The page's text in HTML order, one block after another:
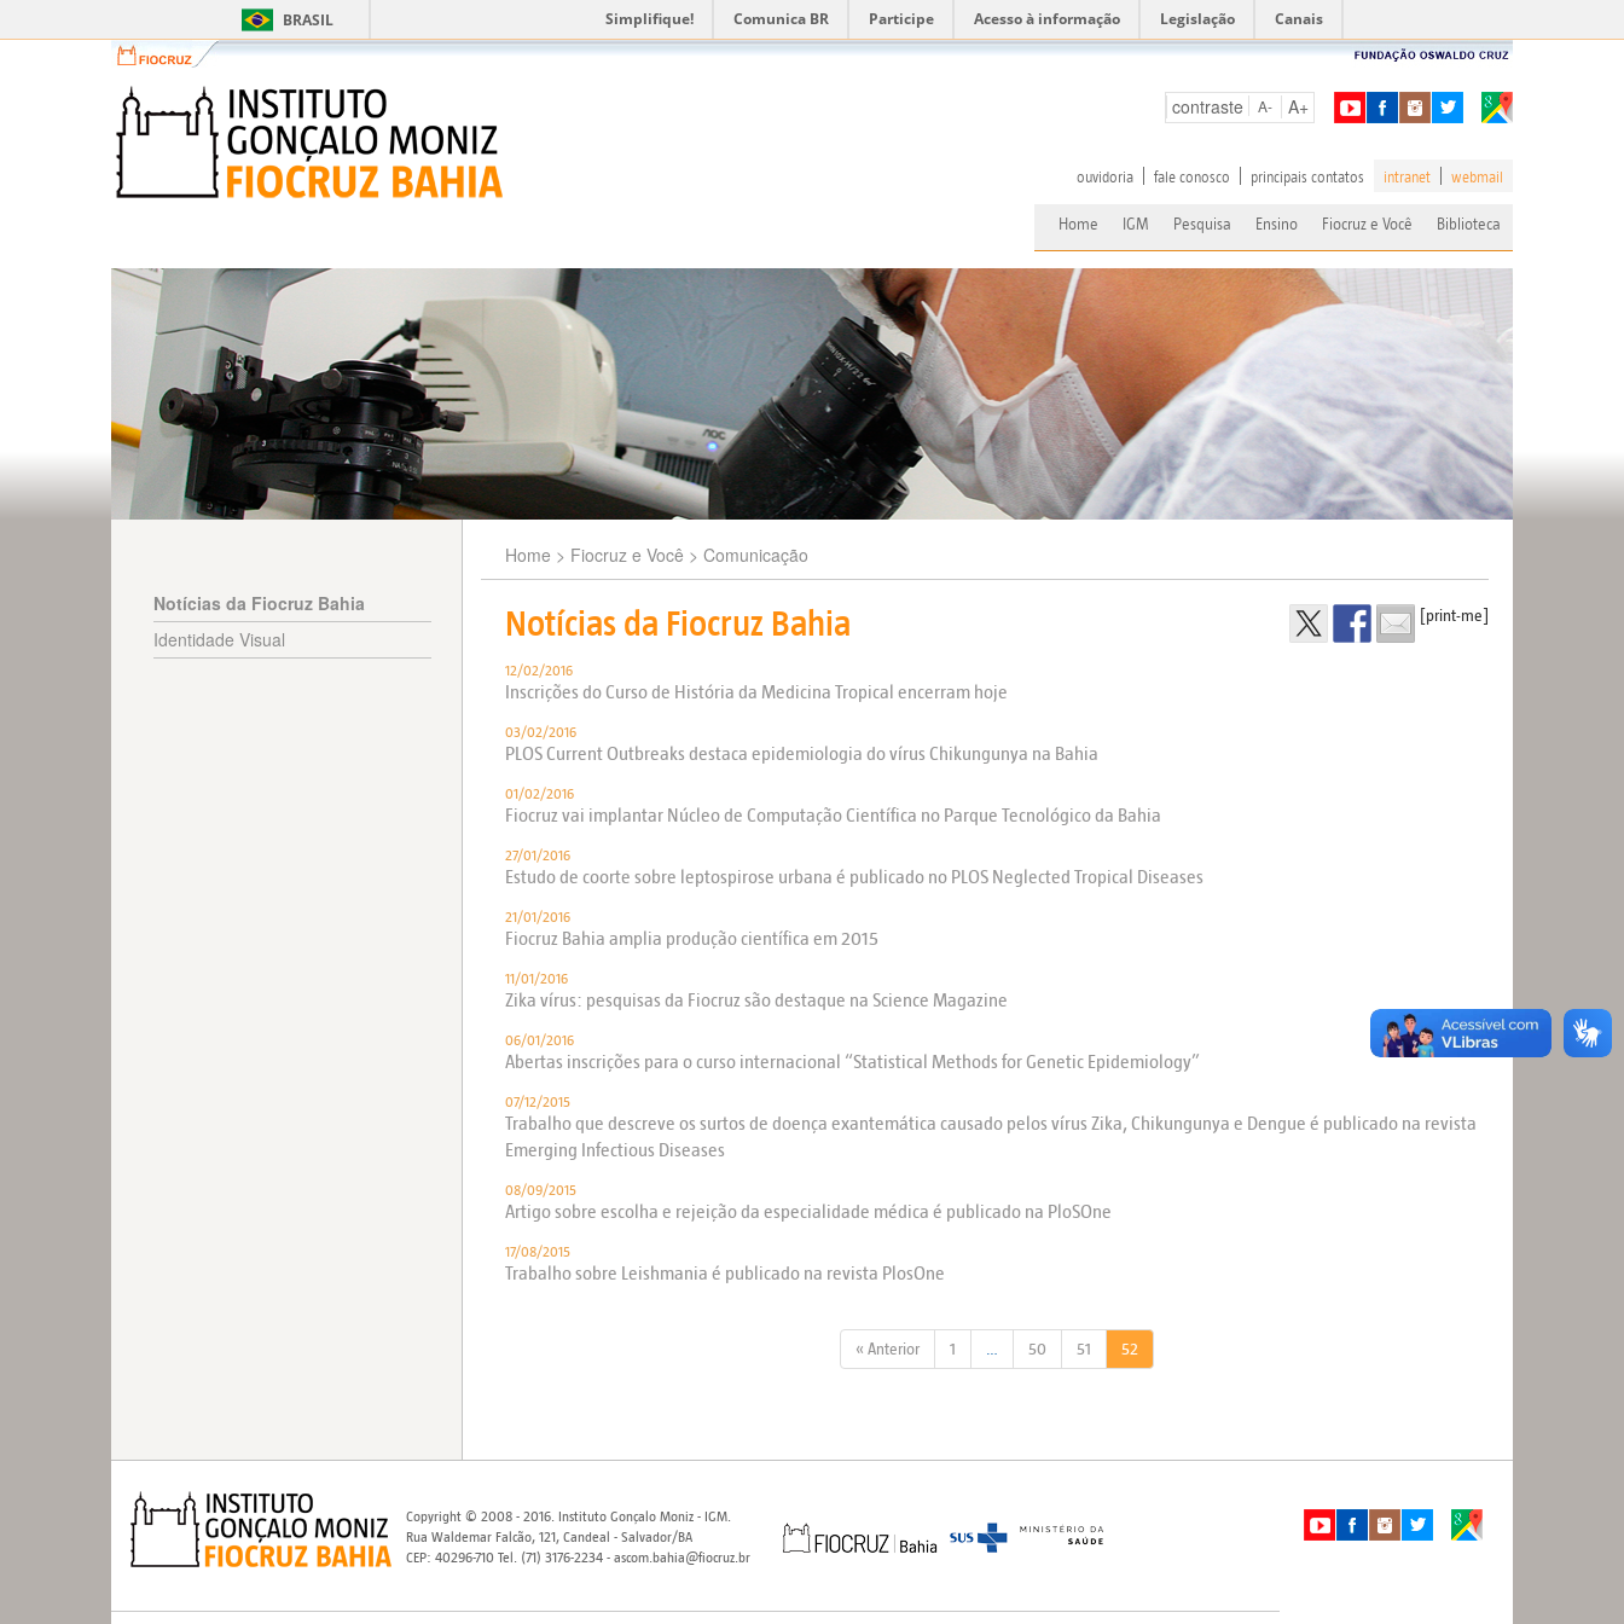
BRASIL Simplifique! Comunica BR Participe Acesso à informação Legislação Canais
contraste A- A+
ouvidoria fale conosco principais contatos intranet webmail
Home IGM Pesquisa Ensino Fiocruz e Você Biblioteca
Notícias da Fiocruz Bahia
Identidade Visual
Home > Fiocruz e Você > Comunicação
Notícias da Fiocruz Bahia [print-me]
12/02/2016
Inscrições do Curso de História da Medicina Tropical encerram hoje
03/02/2016
PLOS Current Outbreaks destaca epidemiologia do vírus Chikungunya na Bahia
01/02/2016
Fiocruz vai implantar Núcleo de Computação Científica no Parque Tecnológico da Bahia
27/01/2016
Estudo de coorte sobre leptospirose urbana é publicado no PLOS Neglected Tropical Diseases
21/01/2016
Fiocruz Bahia amplia produção científica em 2015
11/01/2016
Zika vírus: pesquisas da Fiocruz são destaque na Science Magazine
06/01/2016
Abertas inscrições para o curso internacional “Statistical Methods for Genetic Epidemiology”
07/12/2015
Trabalho que descreve os surtos de doença exantemática causado pelos vírus Zika, Chikungunya e Dengue é publicado na revista
Emerging Infectious Diseases
08/09/2015
Artigo sobre escolha e rejeição da especialidade médica é publicado na PloSOne
17/08/2015
Trabalho sobre Leishmania é publicado na revista PlosOne
« Anterior 1 50 51 52
Copyright © 2008 - 2016. Instituto Gonçalo Moniz - IGM.
Rua Waldemar Falcão, 121, Candeal - Salvador/BA
CEP: 40296-710 Tel. (71) 3176-2234 - ascom.bahia@fiocruz.br